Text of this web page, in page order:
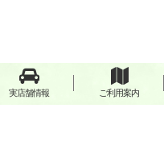
実店舗情報 ご利用案内